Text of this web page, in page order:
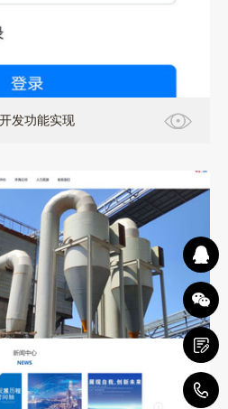
发功能实现